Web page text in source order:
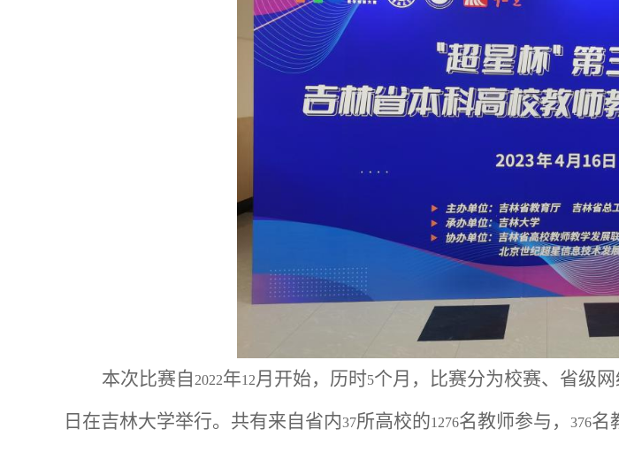
本次比赛自 2022年12月开始，历时5个月，比赛分为校赛、省级
日在吉林大学举行。共有来自省内37所高校的1276名教师参与， 376名